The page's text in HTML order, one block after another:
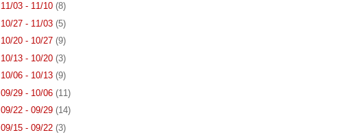
11/03 - 11/10 (8)
10/27 - 11/03 (5)
10/20 - 10/27 (9)
10/13 - 10/20 (3)
10/06 - 10/13 (9)
09/29 - 10/06 (11)
09/22 - 09/29 (14)
09/15 - 09/22 (3)